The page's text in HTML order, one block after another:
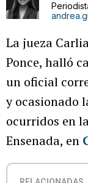
La jueza
Ponce, halló
un oficial
y ocasionado
ocurridos en
Ensenada, en